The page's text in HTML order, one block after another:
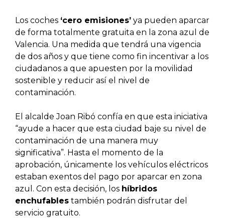
Los coches ‘cero emisiones’ ya pueden aparcar
de forma totalmente gratuita en la zona azul de
Valencia. Una medida que tendrá una vigencia
de dos años y que tiene como fin incentivar a los
ciudadanos a que apuesten por la movilidad
sostenible y reducir así el nivel de
contaminación.
El alcalde Joan Ribó confía en que esta iniciativa
“ayude a hacer que esta ciudad baje su nivel de
contaminación de una manera muy
significativa”. Hasta el momento de la
aprobación, únicamente los vehículos eléctricos
estaban exentos del pago por aparcar en zona
azul. Con esta decisión, los híbridos
enchufables también podrán disfrutar del
servicio gratuito.